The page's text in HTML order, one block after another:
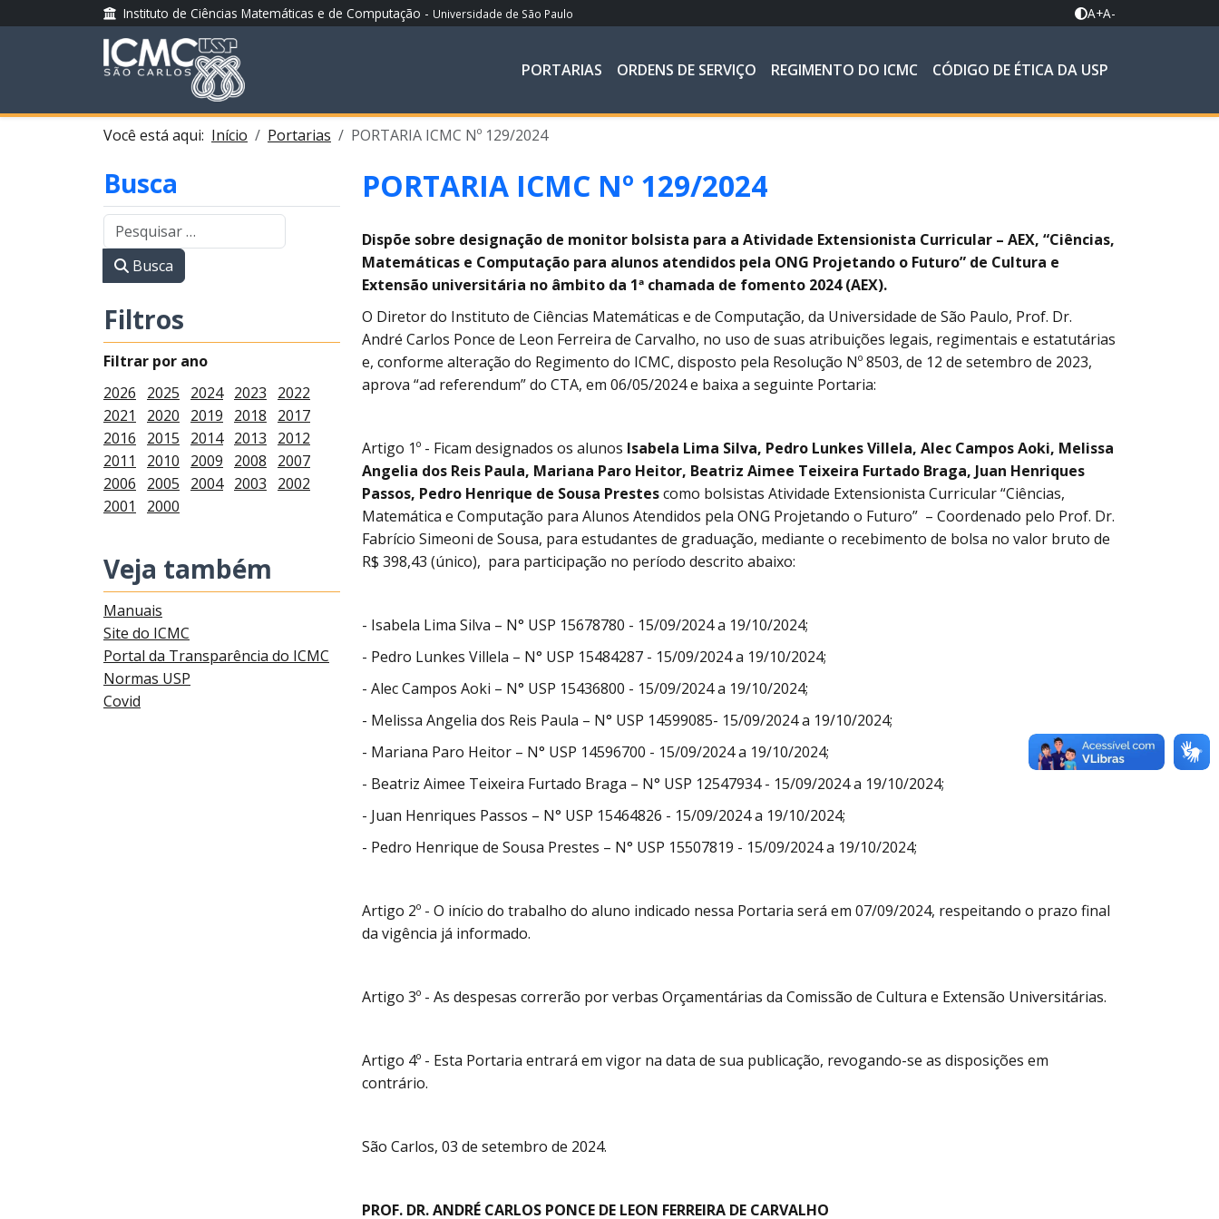
Instituto de Ciências Matemáticas e de Computação - Universidade de São Paulo A+A-
PORTARIAS ORDENS DE SERVIÇO REGIMENTO DO ICMC CÓDIGO DE ÉTICA DA USP
Você está aqui: Início Portarias PORTARIA ICMC Nº 129/2024
Busca
Busca
Filtros
Filtrar por ano
2026
2025 2024 2023
2022
2021
2020 2019 2018
2017
2016
2015 2014 2013
2012
2011
2010 2009 2008
2007
2006
2005 2004 2003
2002
2001
2000
Veja também
Manuais
Site do ICMC
Portal da Transparência do ICMC
Normas USP
Covid
PORTARIA ICMC Nº 129/2024
Dispõe sobre designação de monitor bolsista para a Atividade Extensionista Curricular – AEX, “Ciências,
Matemáticas e Computação para alunos atendidos pela ONG Projetando o Futuro” de Cultura e
Extensão universitária no âmbito da 1ª chamada de fomento 2024 (AEX).
O Diretor do Instituto de Ciências Matemáticas e de Computação, da Universidade de São Paulo, Prof. Dr.
André Carlos Ponce de Leon Ferreira de Carvalho, no uso de suas atribuições legais, regimentais e estatutárias
e, conforme alteração do Regimento do ICMC, disposto pela Resolução Nº 8503, de 12 de setembro de 2023,
aprova “ad referendum” do CTA, em 06/05/2024 e baixa a seguinte Portaria:
Artigo 1º - Ficam designados os alunos Isabela Lima Silva, Pedro Lunkes Villela, Alec Campos Aoki, Melissa
Angelia dos Reis Paula, Mariana Paro Heitor, Beatriz Aimee Teixeira Furtado Braga, Juan Henriques
Passos, Pedro Henrique de Sousa Prestescomo bolsistas Atividade Extensionista Curricular “Ciências,
Matemática e Computação para Alunos Atendidos pela ONG Projetando o Futuro” – Coordenado pelo Prof. Dr.
Fabrício Simeoni de Sousa, para estudantes de graduação, mediante o recebimento de bolsa no valor bruto de
R$ 398,43 (único), para participação no período descrito abaixo:
- Isabela Lima Silva – N° USP 15678780 - 15/09/2024 a 19/10/2024;
- Pedro Lunkes Villela – N° USP 15484287 - 15/09/2024 a 19/10/2024;
- Alec Campos Aoki – N° USP 15436800 - 15/09/2024 a 19/10/2024;
- Melissa Angelia dos Reis Paula – N° USP 14599085- 15/09/2024 a 19/10/2024;
- Mariana Paro Heitor – N° USP 14596700 - 15/09/2024 a 19/10/2024;
- Beatriz Aimee Teixeira Furtado Braga – N° USP 12547934 - 15/09/2024 a 19/10/2024;
- Juan Henriques Passos – N° USP 15464826 - 15/09/2024 a 19/10/2024;
- Pedro Henrique de Sousa Prestes – N° USP 15507819 - 15/09/2024 a 19/10/2024;
Artigo 2º - O início do trabalho do aluno indicado nessa Portaria será em 07/09/2024, respeitando o prazo final
da vigência já informado.
Artigo 3º - As despesas correrão por verbas Orçamentárias da Comissão de Cultura e Extensão Universitárias.
Artigo 4º - Esta Portaria entrará em vigor na data de sua publicação, revogando-se as disposições em
contrário.
São Carlos, 03 de setembro de 2024.
PROF. DR. ANDRÉ CARLOS PONCE DE LEON FERREIRA DE CARVALHO